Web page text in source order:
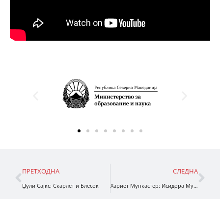
ПРЕТХОДНА
Џули Сајкс: Скарлет и Блесок
СЛЕДНА
Хариет Мункастер: Исидора Мун ја запознава забовилата